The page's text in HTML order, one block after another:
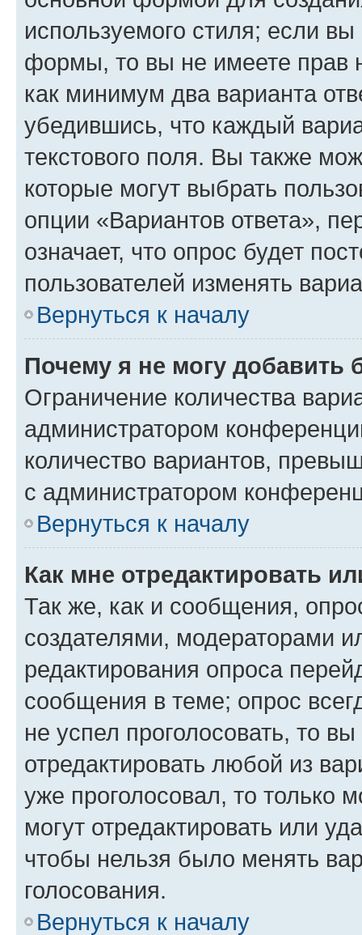
используемого стиля; если
формы, то вы не имеете прав
как минимум два варианта
убедившись, что каждый
текстового поля. Вы также
которые могут выбрать
опции «Вариантов ответа»,
означает, что опрос будет
пользователей изменять
Вернуться к началу
Почему я не могу добавить
Ограничение количества
администратором
количество вариантов,
с администратором
Вернуться к началу
Как мне отредактировать
Так же, как и сообщения,
создателями, модераторами
редактирования опроса
сообщения в теме; опрос
не успел проголосовать, то
отредактировать любой из
уже проголосовал, то только
могут отредактировать или
чтобы нельзя было менять
голосования.
Вернуться к началу